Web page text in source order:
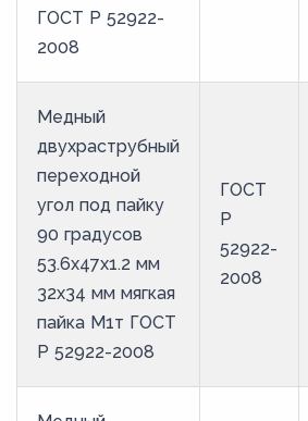
ГОСТ Р 52922-
2008
Медный
двухраструбный
переходной
угол под пайку
90 градусов
53.6х47х1.2 мм
32х34 мм мягкая
пайка М1т ГОСТ
Р 52922-2008
ГОСТ
Р
52922-
2008